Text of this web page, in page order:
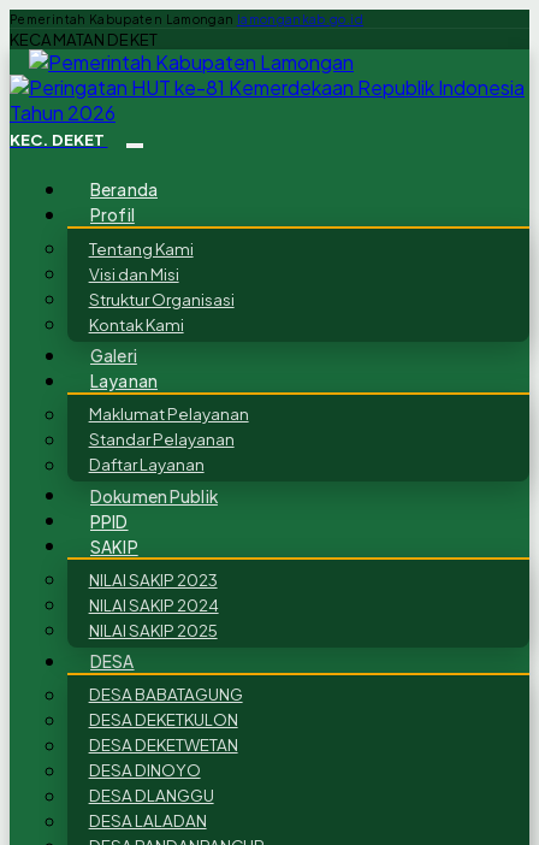
Pemerintah Kabupaten Lamongan lamongankab.go.id
KECAMATAN DEKET
KEC. DEKET
Beranda
Profil
Tentang Kami
Visi dan Misi
Struktur Organisasi
Kontak Kami
Galeri
Layanan
Maklumat Pelayanan
Standar Pelayanan
Daftar Layanan
Dokumen Publik
PPID
SAKIP
NILAI SAKIP 2023
NILAI SAKIP 2024
NILAI SAKIP 2025
DESA
DESA BABATAGUNG
DESA DEKETKULON
DESA DEKETWETAN
DESA DINOYO
DESA DLANGGU
DESA LALADAN